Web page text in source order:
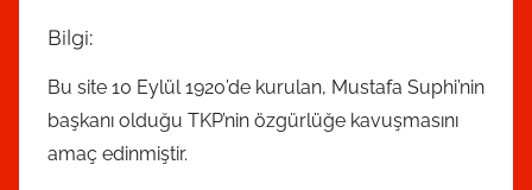
Bilgi:
Bu site 10 Eylül 1920’de kurulan, Mustafa Suphi’nin
başkanı olduğu TKP’nin özgürlüğe kavuşmasını
amaç edinmiştir.